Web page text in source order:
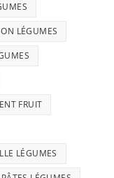
LÉGUMES
FRUIT
LÉGUMES